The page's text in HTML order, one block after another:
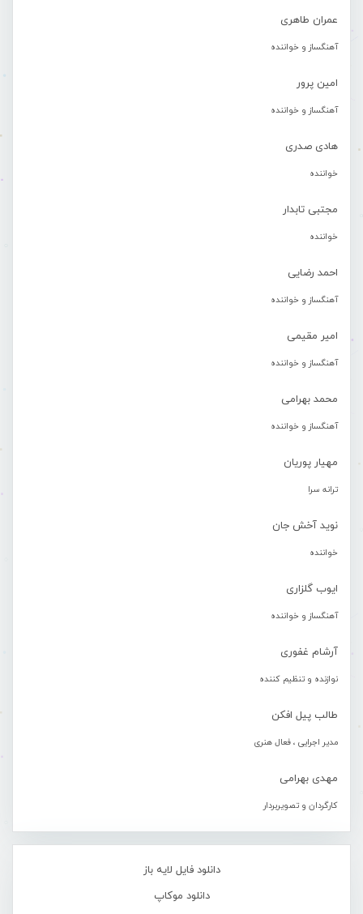
عمران طاهری
آهنگساز و خواننده
امین پرور
آهنگساز و خواننده
هادی صدری
خواننده
مجتبی تابدار
خواننده
احمد رضایی
آهنگساز و خواننده
امیر مقیمی
آهنگساز و خواننده
محمد بهرامی
آهنگساز و خواننده
مهیار پوریان
ترانه سرا
نوید آخش جان
خواننده
ایوب گلزاری
آهنگساز و خواننده
آرشام غفوری
نوازنده و تنظیم کننده
طالب پیل افکن
مدیر اجرایی ، فعال هنری
مهدی بهرامی
کارگردان و تصویربردار
دانلود فایل لایه باز
دانلود موکاپ